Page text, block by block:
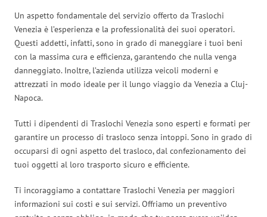
Un aspetto fondamentale del servizio offerto da Traslochi
Venezia è l’esperienza e la professionalità dei suoi operatori.
Questi addetti, infatti, sono in grado di maneggiare i tuoi beni
con la massima cura e efficienza, garantendo che nulla venga
danneggiato. Inoltre, l’azienda utilizza veicoli moderni e
attrezzati in modo ideale per il lungo viaggio da Venezia a Cluj-
Napoca.
Tutti i dipendenti di Traslochi Venezia sono esperti e formati per
garantire un processo di trasloco senza intoppi. Sono in grado di
occuparsi di ogni aspetto del trasloco, dal confezionamento dei
tuoi oggetti al loro trasporto sicuro e efficiente.
Ti incoraggiamo a contattare Traslochi Venezia per maggiori
informazioni sui costi e sui servizi. Offriamo un preventivo